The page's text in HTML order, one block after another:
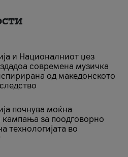
и Националниот џез
современа музичка
од македонското
почнува моќна
за поодговорно
технологијата во